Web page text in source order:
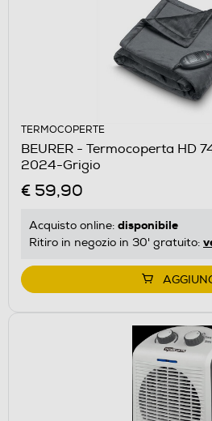
TERMOCOPERTE
BEURER - Termocoperta HD
2024-Grigio
€ 59,90
Acquisto online: disponibile
Ritiro in negozio in 30' gratuito: